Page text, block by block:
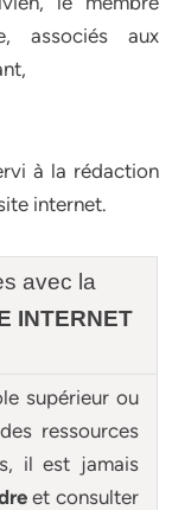
associés aux
à la rédaction
internet.
avec la
INTERNET
supérieur ou
ressources
il est jamais
et consulter